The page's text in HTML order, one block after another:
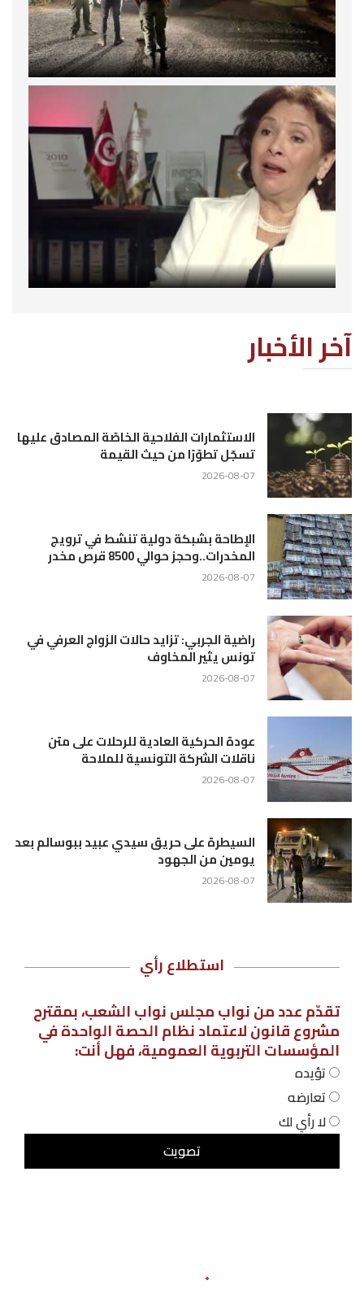
آخر الأخبار
الاستثمارات الفلاحية الخاصّة المصادق عليها
تسجّل تطوّرًا من حيث القيمة
2026-08-07
الإطاحة بشبكة دولية تنشط في ترويج
المخدرات..وحجز حوالي 8500 قرص مخدر
2026-08-07
راضية الجربي: تزايد حالات الزواج العرفي في
تونس يثير المخاوف
2026-08-07
عودة الحركية العادية للرحلات على متن
ناقلات الشركة التونسية للملاحة
2026-08-07
السيطرة على حريق سيدي عبيد ببوسالم بعد
يومين من الجهود
2026-08-07
استطلاع رأي
تقدّم عدد من نواب مجلس نواب الشعب، بمقترح
مشروع قانون لاعتماد نظام الحصة الواحدة في
المؤسسات التربوية العمومية، فهل أنت:
تؤيده
تعارضه
لا رأي لك